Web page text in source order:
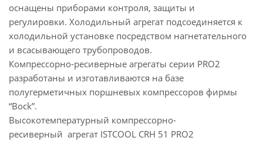
оснащены приборами контроля, защиты и
регулировки. Холодильный агрегат подсоединяется к
холодильной установке посредством нагнетательного
и всасывающего трубопроводов.
Компрессорно-ресиверные агрегаты серии PRO2
разработаны и изготавливаются на базе
полугерметичных поршневых компрессоров фирмы
“Bock”.
Высокотемпературный компрессорно-
ресиверный агрегат ISTCOOL CRH 51 PRO2